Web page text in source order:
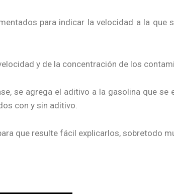
para indicar la velocidad a la que
y de la concentración de los
se agrega el aditivo a la gasolina que
con y sin aditivo.
que resulte fácil explicarlos, sobretodo